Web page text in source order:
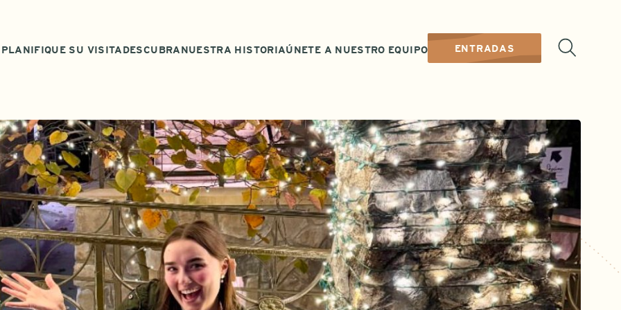
PLANIFIQUE SU VISITADESCUBRANUESTRA HISTORIAÚNETE A NUESTRO EQUIPO ENTRADAS